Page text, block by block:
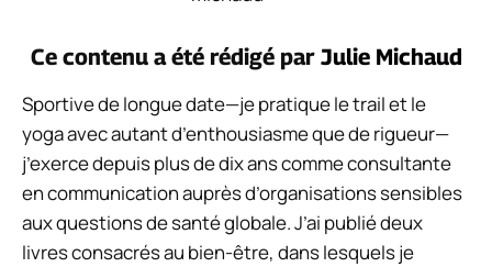
Ce contenu a été rédigé par Julie Michaud
Sportive de longue date—je pratique le trail et le
yoga avec autant d’enthousiasme que de rigueur—
j’exerce depuis plus de dix ans comme consultante
en communication auprès d’organisations sensibles
aux questions de santé globale. J’ai publié deux
livres consacrés au bien-être, dans lesquels je